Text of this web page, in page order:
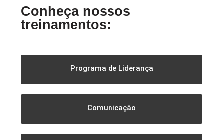
Conheça nossos
treinamentos:
Programa de Liderança
Comunicação